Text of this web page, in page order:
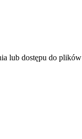
lub dostępu do plików